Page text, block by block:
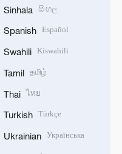
Sinhala සිංහල
Spanish Español
Swahili Kiswahili
Tamil தமிழ்
Thai ไทย
Turkish Türkçe
Ukrainian Українська